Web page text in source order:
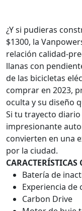
¿Y si pudieras
$1300, la
relación calidad-
llanas con
de las bicicletas
comprar en 2023,
oculta y su diseño
Si tu trayecto
impresionante
convierten en una
por la ciudad.
CARACTERÍSTICAS
Batería de
Experiencia de
Carbon Drive